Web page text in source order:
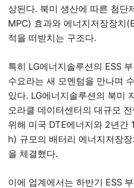
상된다. 북미 생산에 따른 첨단
MPC) 효과와 에너지저장장치
적을 떠받치는 구조다.
특히 LG에너지솔루션의 ESS
수요라는 새 모멘텀을 만나며
있다. LG에너지솔루션의 북미
오라클 데이터센터의 대규모
위해 미국 DTE에너지와 2년간
h) 규모의 배터리 에너지저장
을 체결했다.
이에 업계에서는 하반기 ESS